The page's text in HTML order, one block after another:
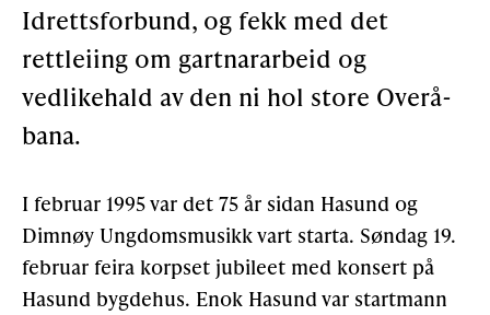
BLI MEDLEM
Gløymt passord Allereie medlem? Logg inn
Idrettsforbund, og fekk med det
rettleiing om gartnararbeid og
vedlikehald av den ni hol store Overå-
bana.
I februar 1995 var det 75 år sidan Hasund og
Dimnøy Ungdomsmusikk vart starta. Søndag 19.
februar feira korpset jubileet med konsert på
Hasund bygdehus. Enok Hasund var startmann